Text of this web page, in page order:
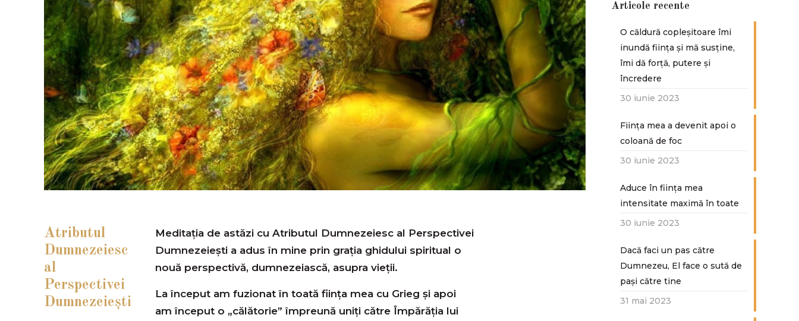
Atributul
Dumnezeiesc
al
Perspectivei
Dumnezeieşti
Meditaţia de astăzi cu Atributul Dumnezeiesc al Perspectivei
Dumnezeiești a adus în mine prin graţia ghidului spiritual o
nouă perspectivă, dumnezeiască, asupra vieţii.
La început am fuzionat în toată fiinţa mea cu Grieg şi apoi
am început o „călătorie” împreună uniţi către Împărăţia lui
Articole recente
O căldură copleșitoare îmi
inundă ființa și mă susține,
îmi dă forță, putere și
încredere
30 iunie 2023
Ființa mea a devenit apoi o
coloană de foc
30 iunie 2023
Aduce în ființa mea
intensitate maximă în toate
30 iunie 2023
Dacă faci un pas către
Dumnezeu, El face o sută de
paşi către tine
31 mai 2023